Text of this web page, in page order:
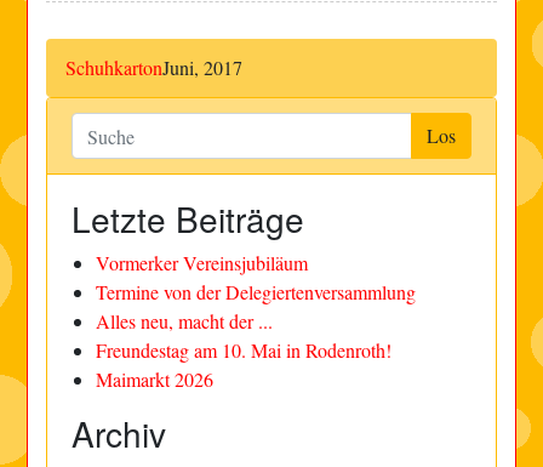
SchuhkartonJuni, 2017
Letzte Beiträge
Vormerker Vereinsjubiläum
Termine von der Delegiertenversammlung
Alles neu, macht der ...
Freundestag am 10. Mai in Rodenroth!
Maimarkt 2026
Archiv